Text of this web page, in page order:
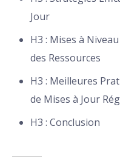
Jour
H3 : Mises à
des Ressources
H3 : Meilleures
de Mises à Jour
H3 : Conclusion